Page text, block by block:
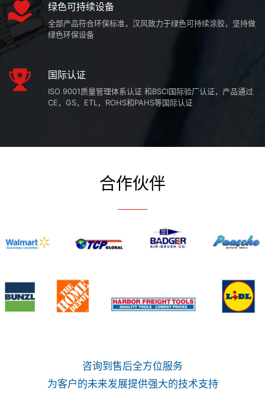
绿色可持续设备
全部产品符合环保标准，汉风致力于绿色可持续涂胶，坚持做
绿色环保设备
国际认证
ISO 9001质量管理体系认证 和BSCI国际验厂认证，产品通过
CE，GS，ETL，ROHS和PAHS等国际认证
合作伙伴
咨询到售后全方位服务
为客户的未来发展提供强大的技术支持